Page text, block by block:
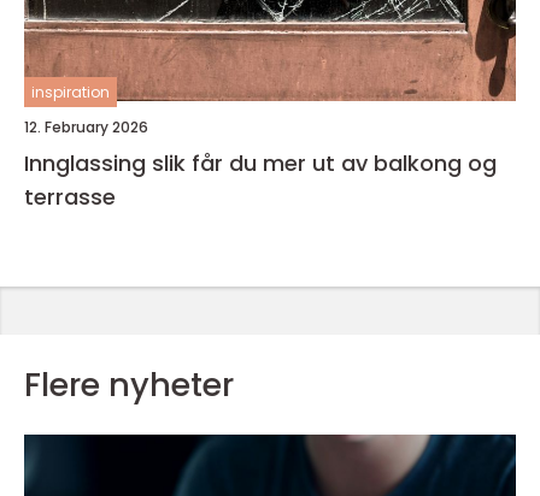
inspiration
12. February 2026
Innglassing slik får du mer ut av balkong og
terrasse
Flere nyheter